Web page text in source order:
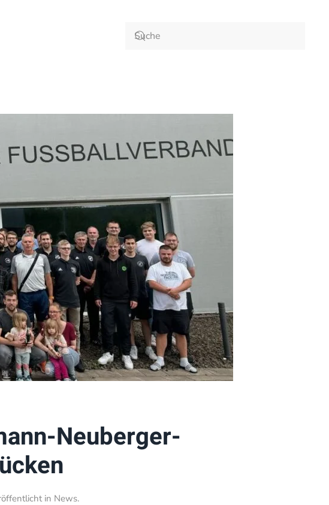
Neuberger-
in News.